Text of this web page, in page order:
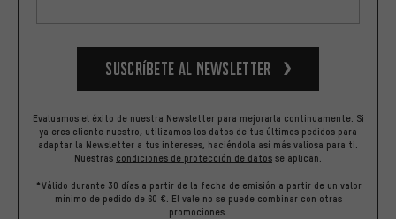
Suscríbete al newsletter
Evaluamos el éxito de nuestra Newsletter para mejorarla continuamente. Si
ya eres cliente nuestro, utilizamos los datos de tus últimos pedidos para
adaptar la Newsletter a tus intereses, haciéndola así más valiosa para ti.
Nuestras condiciones de protección de datos se aplican.
*Válido durante 30 días a partir de la fecha de emisión a partir de un valor
mínimo de pedido de 60 €. El vale no se puede combinar con otras
promociones.